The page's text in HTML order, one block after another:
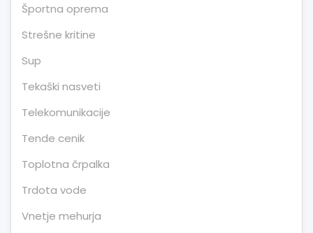
Športna oprema
Strešne kritine
Sup
Tekaški nasveti
Telekomunikacije
Tende cenik
Toplotna črpalka
Trdota vode
Vnetje mehurja